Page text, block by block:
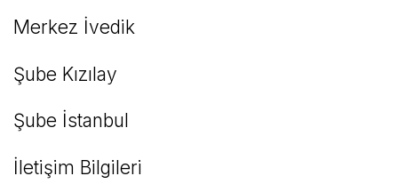
Merkez İvedik
Şube Kızılay
Şube İstanbul
İletişim Bilgileri